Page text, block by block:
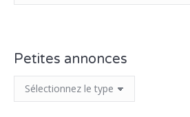
Petites annonces